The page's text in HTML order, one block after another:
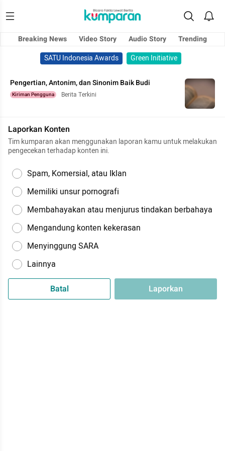
Breaking News Video Story Audio Story
Trending
SATU Indonesia Awards
Green Initiative
Pengertian, Antonim, dan Sinonim Baik Budi
Kiriman Pengguna Berita Terkini
Laporkan Konten
Tim kumparan akan menggunakan laporan kamu untuk melakukan
pengecekan terhadap konten ini.
Spam, Komersial, atau Iklan
Memiliki unsur pornografi
Membahayakan atau menjurus tindakan berbahaya
Mengandung konten kekerasan
Menyinggung SARA
Lainnya
Batal Laporkan